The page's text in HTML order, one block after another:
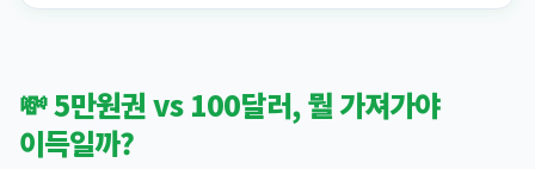
💸 5만원권 vs 100달러, 뭘 가져가야
이득일까?